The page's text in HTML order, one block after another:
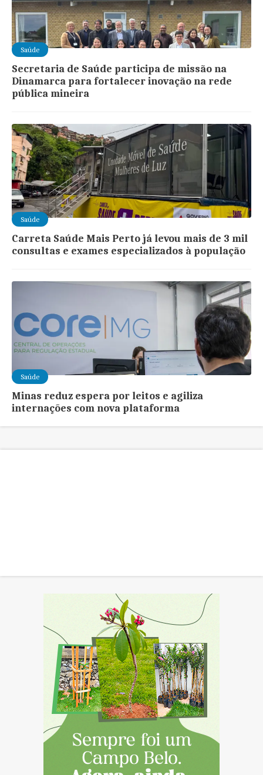
Saúde
Secretaria de Saúde participa de missão na
Dinamarca para fortalecer inovação na rede
pública mineira
Saúde
Carreta Saúde Mais Perto já levou mais de 3 mil
consultas e exames especializados à população
Saúde
Minas reduz espera por leitos e agiliza
internações com nova plataforma